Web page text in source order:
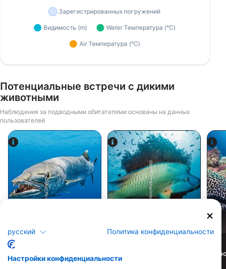
Потенциальные встречи с дикими
животными
Наблюдения за подводными обитателями основаны на данных
пользователей
iStock-Global_Pics iStock/ultramarinfoto
русский Политика конфиденциальности
Настройки конфиденциальности